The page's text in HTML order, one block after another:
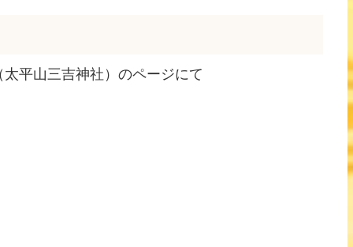
平山三吉神社）のページにて